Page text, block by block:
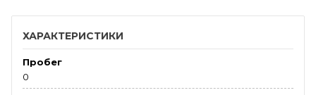
ХАРАКТЕРИСТИКИ
Пробег
0